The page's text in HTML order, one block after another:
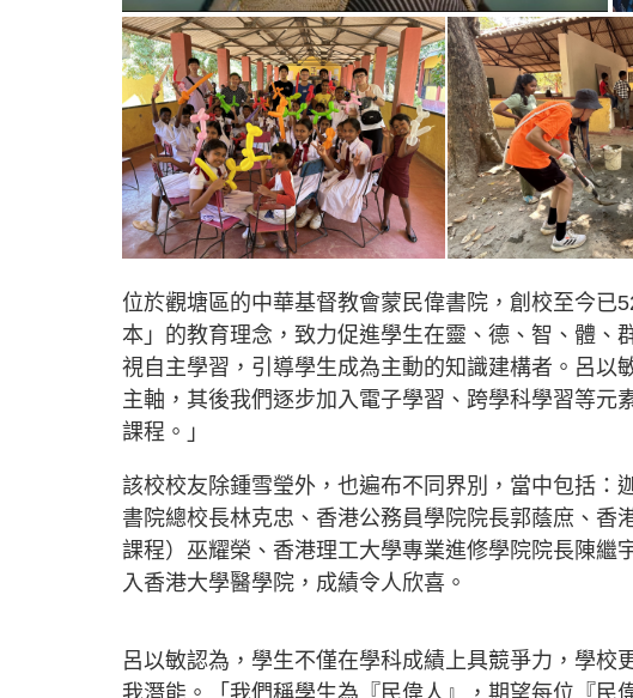
位於觀塘區的中華基督教會蒙民偉書院，創校至今已
本」的教育理念，致力促進學生在靈、德、智、體、
視自主學習，引導學生成為主動的知識建構者。呂以
主軸，其後我們逐步加入電子學習、跨學科學習等元
課程。」
該校校友除鍾雪瑩外，也遍布不同界別，當中包括：
書院總校長林克忠、香港公務員學院院長郭蔭庶、
課程）巫耀榮、香港理工大學專業進修學院院長陳繼
入香港大學醫學院，成績令人欣喜。
呂以敏認為，學生不僅在學科成績上具競爭力，學校
我潛能。「我們稱學生為『民偉人』，期望每位『民